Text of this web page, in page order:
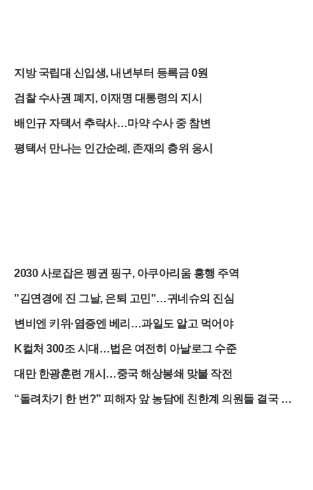
지방 국립대 신입생, 내년부터 등록금 0원
검찰 수사권 폐지, 이재명 대통령의 지시
배인규 자택서 추락사…마약 수사 중 참변
평택서 만나는 인간순례, 존재의 층위 응시
2030 사로잡은 펭귄 핑구, 아쿠아리움 흥행 주역
"김연경에 진 그날, 은퇴 고민"…귀네슈의 진심
변비엔 키위·염증엔 베리…과일도 알고 먹어야
K컬처 300조 시대…법은 여전히 아날로그 수준
대만 한광훈련 개시…중국 해상봉쇄 맞불 작전
“돌려차기 한 번?” 피해자 앞 농담에 친한계 의원들 결국 사